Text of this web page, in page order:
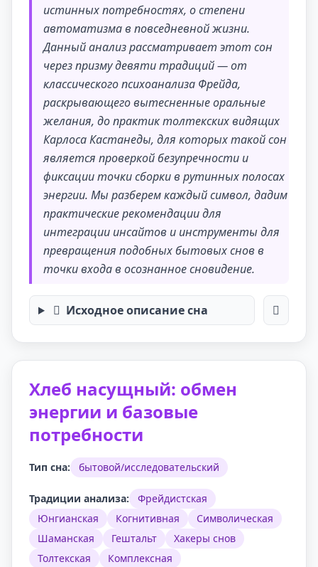
истинных потребностях, о степени
автоматизма в повседневной жизни.
Данный анализ рассматривает этот сон
через призму девяти традиций — от
классического психоанализа Фрейда,
раскрывающего вытесненные оральные
желания, до практик толтекских видящих
Карлоса Кастанеды, для которых такой сон
является проверкой безупречности и
фиксации точки сборки в рутинных полосах
энергии. Мы разберем каждый символ, дадим
практические рекомендации для
интеграции инсайтов и инструменты для
превращения подобных бытовых снов в
точки входа в осознанное сновидение.
Исходное описание сна
Хлеб насущный: обмен
энергии и базовые
потребности
Тип сна: бытовой/исследовательский
Традиции анализа:
Фрейдистская
Юнгианская
Когнитивная
Символическая
Шаманская
Гештальт
Хакеры снов
Толтекская
Комплексная